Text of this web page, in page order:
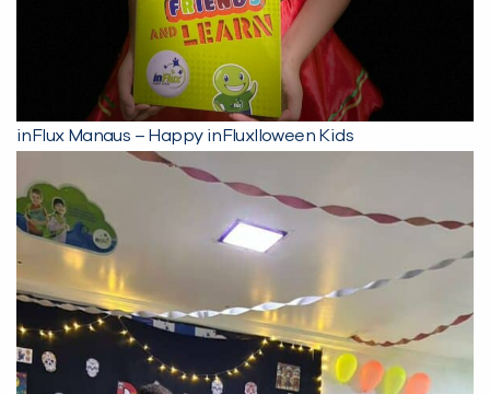
inFlux Manaus – Happy inFluxlloween Kids